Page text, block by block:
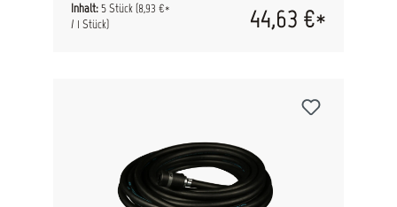
Inhalt:5 Stück(8,93 €*
/ 1 Stück)
44,63 €*